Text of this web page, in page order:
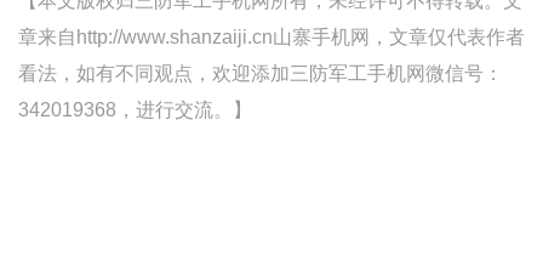
章来自http://www.shanzaiji.cn山寨手机网，文章仅代表作者
看法，如有不同观点，欢迎添加三防军工手机网微信号：
342019368，进行交流。】